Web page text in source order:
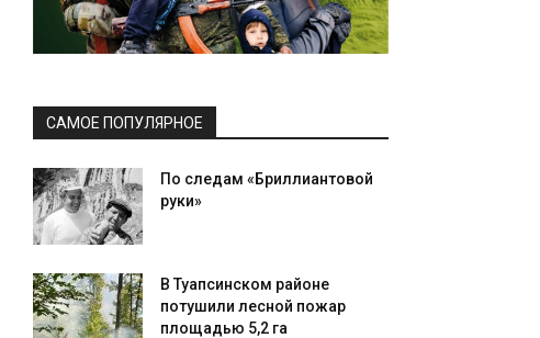
САМОЕ ПОПУЛЯРНОЕ
По следам «Бриллиантовой
руки»
В Туапсинском районе
потушили лесной пожар
площадью 5,2 га